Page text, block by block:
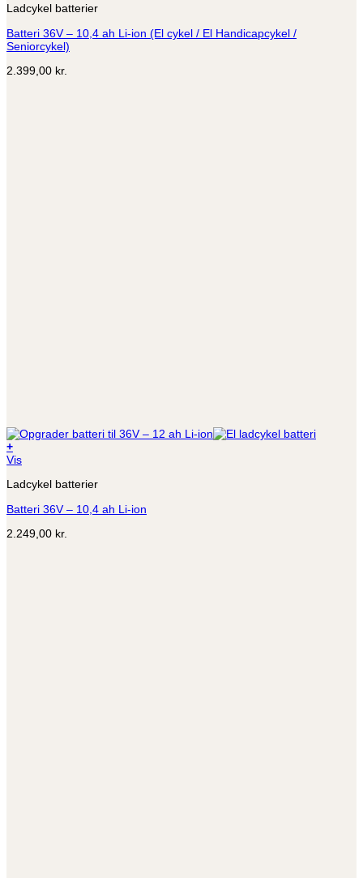
Ladcykel batterier
Batteri 36V – 10,4 ah Li-ion (El cykel / El Handicapcykel /
Seniorcykel)
2.399,00 kr.
+
Vis
Ladcykel batterier
Batteri 36V – 10,4 ah Li-ion
2.249,00 kr.